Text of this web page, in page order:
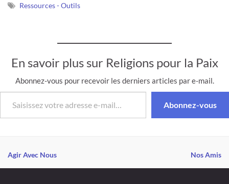
célébrons le vingtième…
Ressources - Outils
En savoir plus sur Religions pour la Paix
Abonnez-vous pour recevoir les derniers articles par e-mail.
Saisissez votre adresse e-mail…
Abonnez-vous
Agir Avec Nous Nos Amis